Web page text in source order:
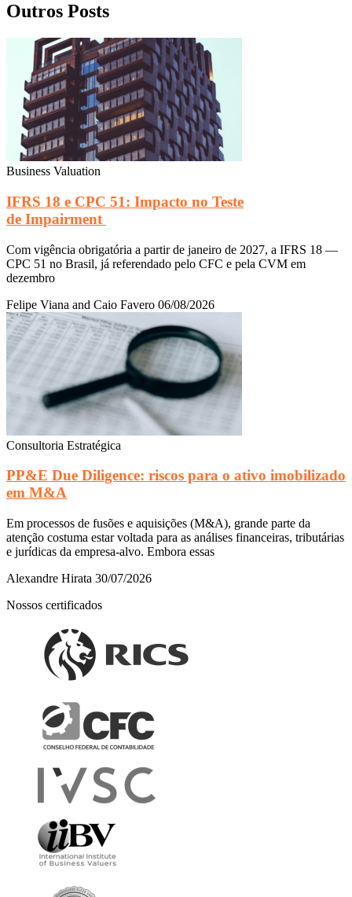
Outros Posts
Business Valuation
IFRS 18 e CPC 51: Impacto no Teste
de Impairment
Com vigência obrigatória a partir de janeiro de 2027, a IFRS 18 —
CPC 51 no Brasil, já referendado pelo CFC e pela CVM em
dezembro
Felipe Viana and Caio Favero 06/08/2026
Consultoria Estratégica
PP&E Due Diligence: riscos para o ativo imobilizado
em M&A
Em processos de fusões e aquisições (M&A), grande parte da
atenção costuma estar voltada para as análises financeiras, tributárias
e jurídicas da empresa-alvo. Embora essas
Alexandre Hirata 30/07/2026
Nossos certificados